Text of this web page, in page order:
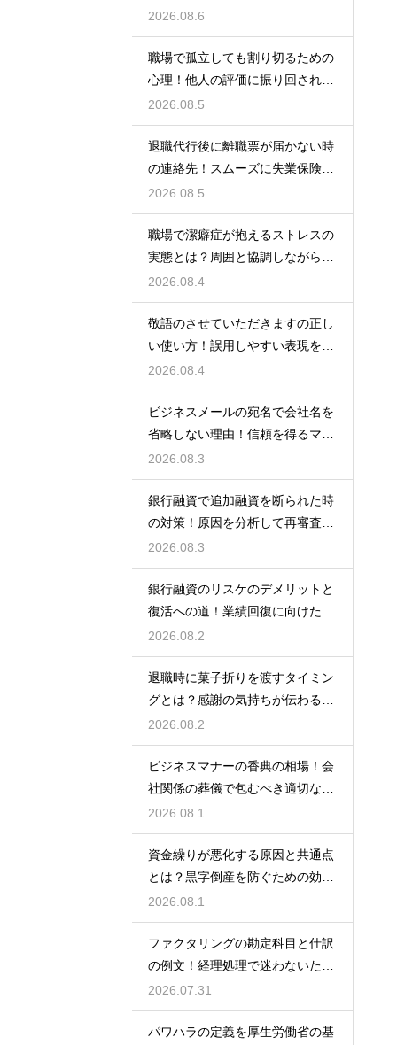
険をもらう
2026.08.6
職場で孤立しても割り切るための
心理！他人の評価に振り回されな
いための術
2026.08.5
退職代行後に離職票が届かない時
の連絡先！スムーズに失業保険を
もらう術
2026.08.5
職場で潔癖症が抱えるストレスの
実態とは？周囲と協調しながら快
適に働く術
2026.08.4
敬語のさせていただきますの正し
い使い方！誤用しやすい表現を理
解する術
2026.08.4
ビジネスメールの宛名で会社名を
省略しない理由！信頼を得るマナ
ー
2026.08.3
銀行融資で追加融資を断られた時
の対策！原因を分析して再審査を
狙う
2026.08.3
銀行融資のリスケのデメリットと
復活への道！業績回復に向けた事
業計画
2026.08.2
退職時に菓子折りを渡すタイミン
グとは？感謝の気持ちが伝わる正
しいマナー
2026.08.2
ビジネスマナーの香典の相場！会
社関係の葬儀で包むべき適切な金
額の目安
2026.08.1
資金繰りが悪化する原因と共通点
とは？黒字倒産を防ぐための効果
的な対策
2026.08.1
ファクタリングの勘定科目と仕訳
の例文！経理処理で迷わないため
の知識
2026.07.31
パワハラの定義を厚生労働省の基